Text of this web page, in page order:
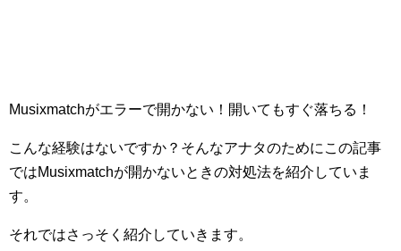
Musixmatchがエラーで開かない！開いてもすぐ落ちる！
こんな経験はないですか？そんなアナタのためにこの記事
ではMusixmatchが開かないときの対処法を紹介していま
す。
それではさっそく紹介していきます。